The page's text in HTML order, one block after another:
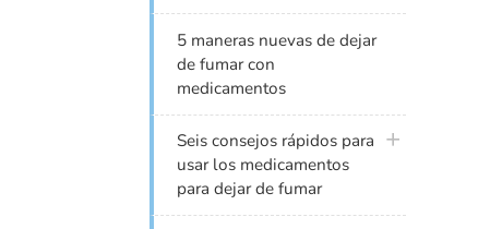
5 maneras nuevas de dejar
de fumar con
medicamentos
Seis consejos rápidos para
usar los medicamentos
para dejar de fumar
plus icon